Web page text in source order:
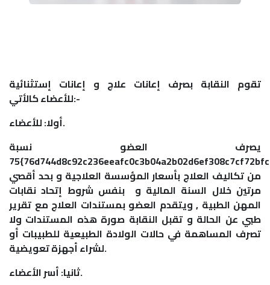
تقوم النقابة بصرف إعانات علاج و إعانات إستثنائية
للأعضاء كالأتي:-
أولا: للأعضاء.
يصرف العضو نسبة
75{76d744d8c92c236eeafc0c3b04a2b02d6ef308c7cf72bfc9e6a02a9805c909aa}
من تكاليف العلاج بأسعار المؤسسة العلاجية و بحد أقصي
مرتين خلال السنة المالية و بنفس شروط إتحاد نقابات
المهن الطبية , ويتقدم العضو بمستندات العلاج مع تقرير
طبي عن الحالة و تقبل النقابة صورة هذه المستندات ولا
تصرف المساهمة في حالات الولادة الطبيعية للطبيبات أو
لشراء أجهزة تعويضية.
ثانيا: أسر الأعضاء.